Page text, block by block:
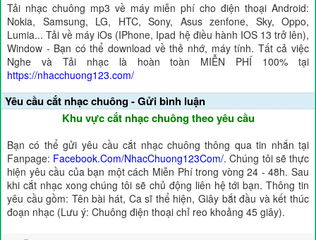
Tải nhạc chuông mp3 về máy miễn phí cho điện thoại Android:
Nokia, Samsung, LG, HTC, Sony, Asus zenfone, Sky, Oppo,
Lumia... Tải về máy iOs (IPhone, Ipad hệ điều hành IOS 13 trở lên),
Window - Bạn có thể download về thẻ nhớ, máy tính. Tất cả việc
Nghe và Tải nhạc là hoàn toàn MIỄN PHÍ 100% tại
https://nhacchuong123.com/
Yêu cầu cắt nhạc chuông - Gửi bình luận
Khu vực cắt nhạc chuông theo yêu cầu
Bạn có thể gửi yêu cầu cắt nhạc chuông thông qua tin nhắn tại
Fanpage: Facebook.Com/NhacChuong123Com/. Chúng tôi sẽ thực
hiện yêu cầu của bạn một cách Miễn Phí trong vòng 24 - 48h. Sau
khi cắt nhạc xong chúng tôi sẽ chủ động liên hệ tới bạn. Thông tin
yêu cầu gồm: Tên bài hát, Ca sĩ thể hiện, Giây bắt đầu và kết thúc
đoạn nhạc (Lưu ý: Chuông điện thoại chỉ reo khoảng 45 giây).